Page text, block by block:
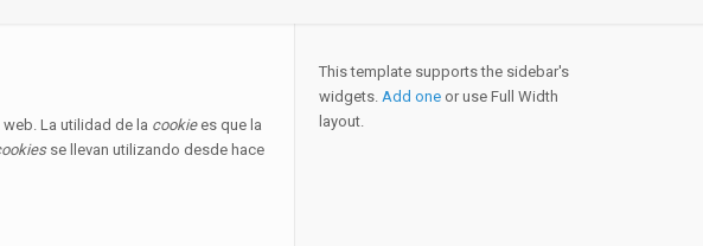
La utilidad de la cookiees que la
se llevan utilizando desde hace
This template supports the sidebar's
widgets. Add oneor use Full Width
layout.